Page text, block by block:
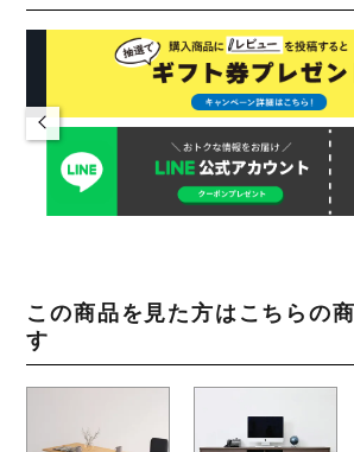
この商品を見た方はこちらの
す